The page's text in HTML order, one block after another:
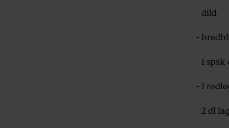
- dild
-
- 1 spsk
- 1
- 2 dl